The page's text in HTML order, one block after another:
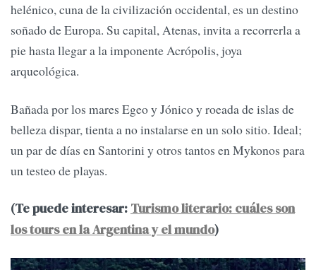
helénico, cuna de la civilización occidental, es un destino
soñado de Europa. Su capital, Atenas, invita a recorrerla a
pie hasta llegar a la imponente Acrópolis, joya
arqueológica.
Bañada por los mares Egeo y Jónico y roeada de islas de
belleza dispar, tienta a no instalarse en un solo sitio. Ideal;
un par de días en Santorini y otros tantos en Mykonos para
un testeo de playas.
(Te puede interesar: Turismo literario: cuáles son
los tours en la Argentina y el mundo)